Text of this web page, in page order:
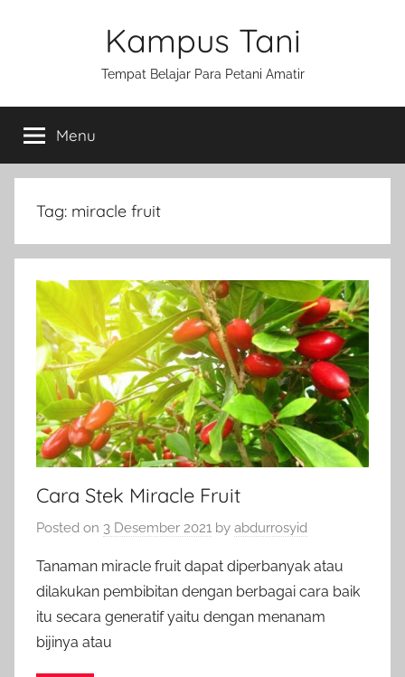
Kampus Tani
Tempat Belajar Para Petani Amatir
Menu
Tag: miracle fruit
Cara Stek Miracle Fruit
Posted on 3 Desember 2021 by abdurrosyid
Tanaman miracle fruit dapat diperbanyak atau
dilakukan pembibitan dengan berbagai cara baik
itu secara generatif yaitu dengan menanam
bijinya atau